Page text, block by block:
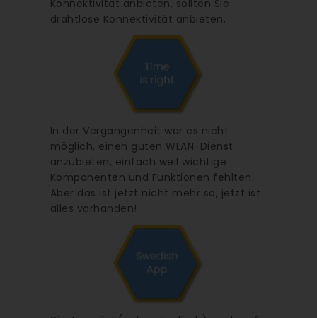
Konnektivität anbieten, sollten Sie
drahtlose Konnektivität anbieten.
In der Vergangenheit war es nicht
möglich, einen guten WLAN-Dienst
anzubieten, einfach weil wichtige
Komponenten und Funktionen fehlten.
Aber das ist jetzt nicht mehr so, jetzt ist
alles vorhanden!